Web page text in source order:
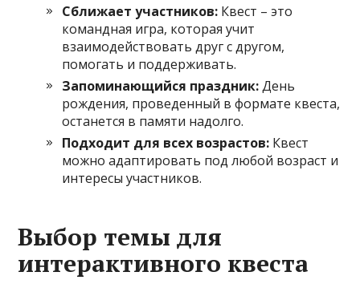
Сближает участников: Квест – это
командная игра, которая учит
взаимодействовать друг с другом,
помогать и поддерживать.
Запоминающийся праздник:День
рождения, проведенный в формате квеста,
останется в памяти надолго.
Подходит для всех возрастов: Квест
можно адаптировать под любой возраст и
интересы участников.
Выбор темы для
интерактивного квеста